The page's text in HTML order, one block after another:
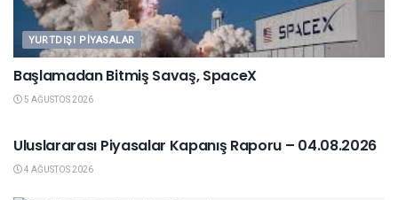
YURTDIŞI PIYASALAR
Başlamadan Bitmiş Savaş, SpaceX
5 AĞUSTOS 2026
Uluslararası Piyasalar Kapanış Raporu – 04.08.2026
4 AĞUSTOS 2026